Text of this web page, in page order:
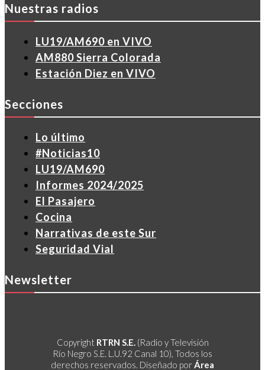
Nuestras radios
LU19/AM690 en VIVO
AM880 Sierra Colorada
Estación Diez en VIVO
Secciones
Lo último
#Noticias10
LU19/AM690
Informes 2024/2025
El Pasajero
Cocina
Narrativas de este Sur
Seguridad Vial
Newsletter
Copyright RTRN S.E.(Radio y Televisión
Río Negro S.E. L.U.92 Canal 10), Todos los
derechos reservados. Diseñado porÁrea